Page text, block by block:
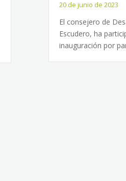
20 de junio de 2023
El consejero de
Escudero, ha
inauguración por